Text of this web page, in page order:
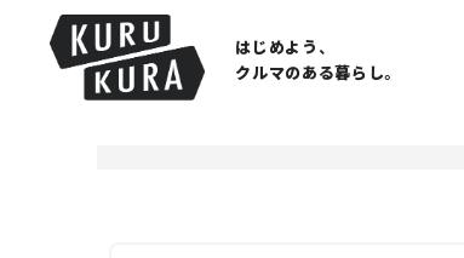
はじめよう、
クルマのある暮らし。